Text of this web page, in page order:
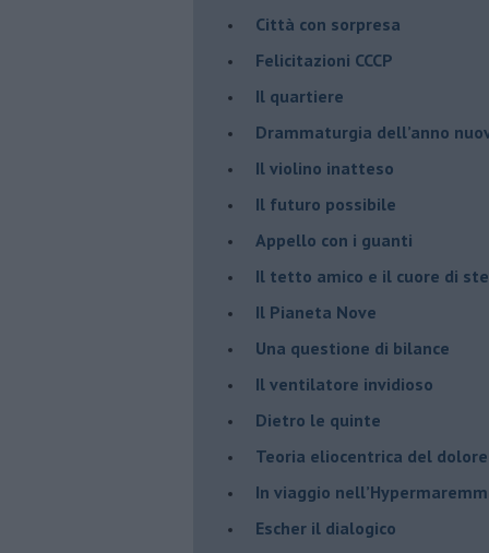
Città con sorpresa
Felicitazioni CCCP
​Il quartiere
​Drammaturgia dell’anno
​Il violino inatteso
​Il futuro possibile
​Appello con i guanti
​Il tetto amico e il cuore di
​Il Pianeta Nove
​Una questione di bilance
​Il ventilatore invidioso
​Dietro le quinte
​Teoria eliocentrica del dolore
In viaggio
​Escher il dialogico